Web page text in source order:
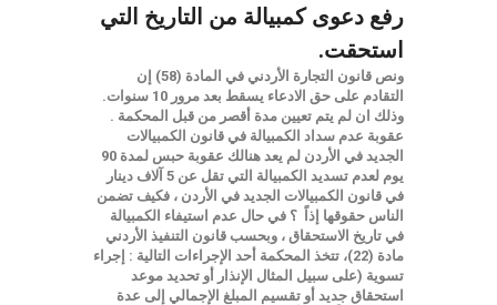
رفع دعوى كمبيالة من التاريخ التي
استحقت.
ونص قانون التجارة الأردني في المادة (58) إن
التقادم على حق الادعاء يسقط بعد مرور 10 سنوات.
وذلك ان لم يتم تعيين مدة أقصر من قبل المحكمة .
عقوبة عدم سداد الكمبيالة في قانون الكمبيالات
الجديد في الأردن
لم يعد هنالك عقوبة حبس لمدة 90
يوم لعدم تسديد الكمبيالة التي تقل عن 5 آلاف دينار
في قانون الكمبيالات الجديد في الأردن ، فكيف تضمن
الناس حقوقها إذاً ؟ في حال عدم استيفاء الكمبيالة
في تاريخ الاستحقاق ، وبحسب قانون التنفيذ الأردني
مادة (22)، تتخذ المحكمة أحد الإجراءات التالية :
إجراء
تسوية (على سبيل المثال الإنذار أو تحديد موعد
استحقاق جديد أو تقسيم المبلغ الإجمالي إلى عدة